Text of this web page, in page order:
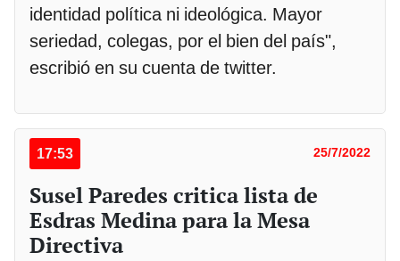
identidad política ni ideológica. Mayor
seriedad, colegas, por el bien del país",
escribió en su cuenta de twitter.
17:53 25/7/2022
Susel Paredes critica lista de
Esdras Medina para la Mesa
Directiva